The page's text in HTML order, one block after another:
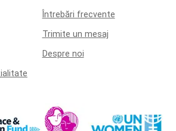
Întrebări frecvente
Trimite un mesaj
Despre noi